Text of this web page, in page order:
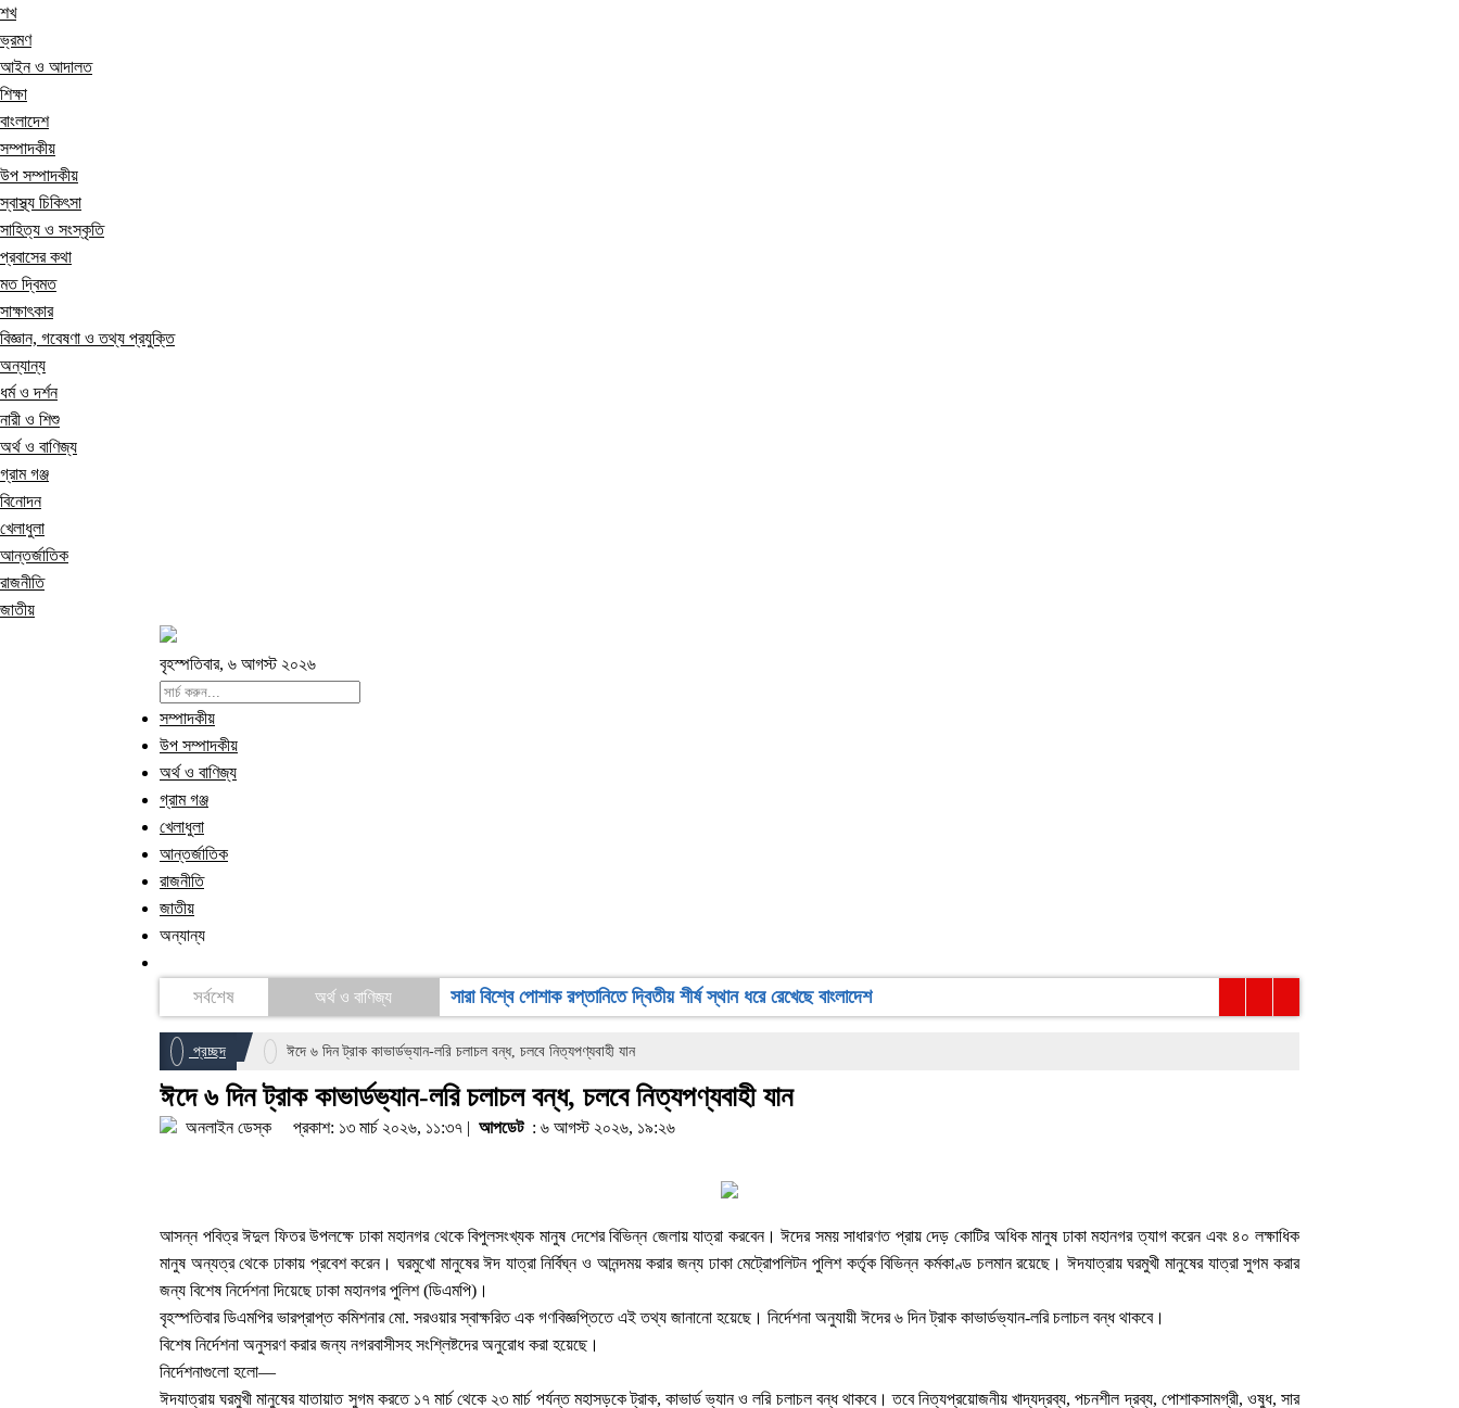
শখ
ভ্রমণ
আইন ও আদালত
শিক্ষা
বাংলাদেশ
সম্পাদকীয়
উপ সম্পাদকীয়
স্বাস্থ্য চিকিৎসা
সাহিত্য ও সংস্কৃতি
প্রবাসের কথা
মত দ্বিমত
সাক্ষাৎকার
বিজ্ঞান, গবেষণা ও তথ্য প্রযুক্তি
অন্যান্য
ধর্ম ও দর্শন
নারী ও শিশু
অর্থ ও বাণিজ্য
গ্রাম গঞ্জ
বিনোদন
খেলাধুলা
আন্তর্জাতিক
রাজনীতি
জাতীয়
বৃহস্পতিবার, ৬ আগস্ট ২০২৬
সম্পাদকীয়
উপ সম্পাদকীয়
অর্থ ও বাণিজ্য
গ্রাম গঞ্জ
খেলাধুলা
আন্তর্জাতিক
রাজনীতি
জাতীয়
অন্যান্য
সর্বশেষ অর্থ ও বাণিজ্য
গ্রাম গঞ্জ
সারা বিশ্বে পোশাক রপ্তানিতে দ্বিতীয় শীর্ষ স্থান ধরে রেখেছে বাংলাদেশ
প্রচ্ছদ ঈদে ৬ দিন ট্রাক কাভার্ডভ্যান-লরি চলাচল বন্ধ, চলবে নিত্যপণ্যবাহী যান
ঈদে ৬ দিন ট্রাক কাভার্ডভ্যান-লরি চলাচল বন্ধ, চলবে নিত্যপণ্যবাহী যান
অনলাইন ডেস্ক প্রকাশ: ১৩ মার্চ ২০২৬, ১১:৩৭ | আপডেট: ৬ আগস্ট ২০২৬, ১৯:২৬
আসন্ন পবিত্র ঈদুল ফিতর উপলক্ষে ঢাকা মহানগর থেকে বিপুলসংখ্যক মানুষ দেশের বিভিন্ন জেলায় যাত্রা করবেন। ঈদের সময় সাধারণত প্রায় দেড় কোটির অধিক মানুষ ঢাকা মহানগর ত্যাগ করেন এবং ৪০ লক্ষাধিক
মানুষ অন্যত্র থেকে ঢাকায় প্রবেশ করেন। ঘরমুখো মানুষের ঈদ যাত্রা নির্বিঘ্ন ও আনন্দময় করার জন্য ঢাকা মেট্রোপলিটন পুলিশ কর্তৃক বিভিন্ন কর্মকাণ্ড চলমান রয়েছে। ঈদযাত্রায় ঘরমুখী মানুষের যাত্রা সুগম করার
জন্য বিশেষ নির্দেশনা দিয়েছে ঢাকা মহানগর পুলিশ (ডিএমপি)।
বৃহস্পতিবার ডিএমপির ভারপ্রাপ্ত কমিশনার মো. সরওয়ার স্বাক্ষরিত এক গণবিজ্ঞপ্তিতে এই তথ্য জানানো হয়েছে। নির্দেশনা অনুযায়ী ঈদের ৬ দিন ট্রাক কাভার্ডভ্যান-লরি চলাচল বন্ধ থাকবে।
বিশেষ নির্দেশনা অনুসরণ করার জন্য নগরবাসীসহ সংশ্লিষ্টদের অনুরোধ করা হয়েছে।
নির্দেশনাগুলো হলো—
ঈদযাত্রায় ঘরমুখী মানুষের যাতায়াত সুগম করতে ১৭ মার্চ থেকে ২৩ মার্চ পর্যন্ত মহাসড়কে ট্রাক, কাভার্ড ভ্যান ও লরি চলাচল বন্ধ থাকবে। তবে নিত্যপ্রয়োজনীয় খাদ্যদ্রব্য, পচনশীল দ্রব্য, পোশাকসামগ্রী, ওষুধ, সার